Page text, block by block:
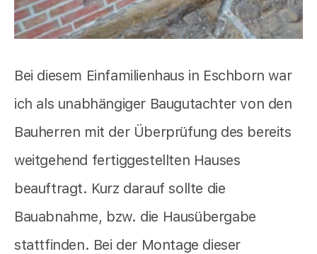
Bei diesem Einfamilienhaus in Eschborn war
ich als unabhängiger Baugutachter von den
Bauherren mit der Überprüfung des bereits
weitgehend fertiggestellten Hauses
beauftragt. Kurz darauf sollte die
Bauabnahme, bzw. die Hausübergabe
stattfinden. Bei der Montage dieser